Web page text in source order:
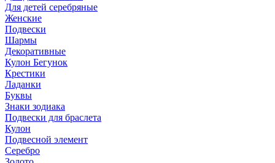
Для детей серебряные
Женские
Подвески
Шармы
Декоративные
Кулон Бегунок
Крестики
Ладанки
Буквы
Знаки зодиака
Подвески для браслета
Кулон
Подвесной элемент
Серебро